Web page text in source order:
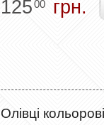
12500 грн.
Олівці